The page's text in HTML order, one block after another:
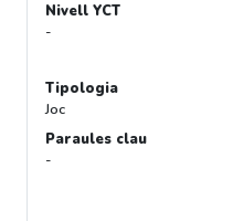
Nivell YCT
-
Tipologia
Joc
Paraules clau
-